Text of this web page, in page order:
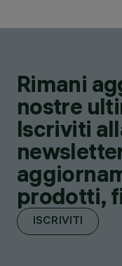
Rimani
nostre
Iscriviti
prodotti,
ISCRIVITI